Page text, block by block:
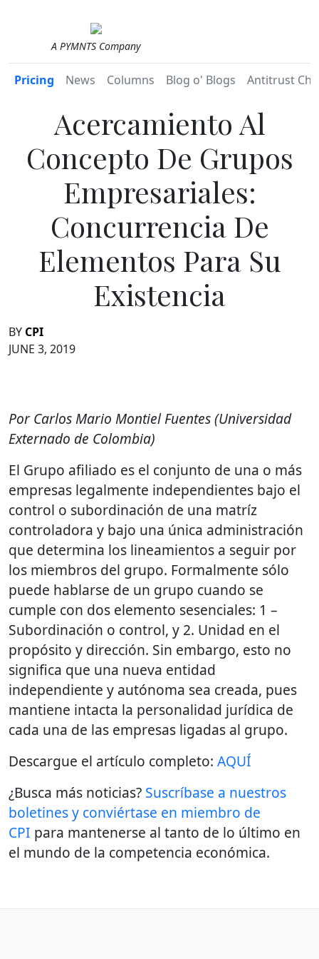
A PYMNTS Company
Pricing News Columns Blog o' Blogs Antitrust
Acercamiento Al
Concepto De Grupos
Empresariales:
Concurrencia De
Elementos Para Su
Existencia
BY CPI
JUNE 3, 2019
Por Carlos Mario Montiel Fuentes (Universidad
Externado de Colombia)
El Grupo afiliado es el conjunto de una o más
empresas legalmente independientes bajo el
control o subordinación de una matríz
controladora y bajo una única administración
que determina los lineamientos a seguir por
los miembros del grupo. Formalmente sólo
puede hablarse de un grupo cuando se
cumple con dos elemento sesenciales: 1 –
Subordinación o control, y 2. Unidad en el
propósito y dirección. Sin embargo, esto no
significa que una nueva entidad
independiente y autónoma sea creada, pues
mantiene intacta la personalidad jurídica de
cada una de las empresas ligadas al grupo.
Descargue el artículo completo: AQUÍ
¿Busca más noticias? Suscríbase a nuestros
boletines y conviértase en miembro de
CPI para mantenerse al tanto de lo último en
el mundo de la competencia económica.